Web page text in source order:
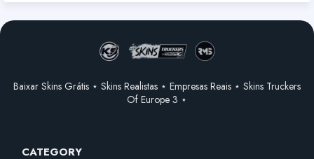
Baixar Skins Grátis ⋆ Skins Realistas ⋆ Empresas Reais ⋆ Skins Truckers
Of Europe 3 ⋆
CATEGORY